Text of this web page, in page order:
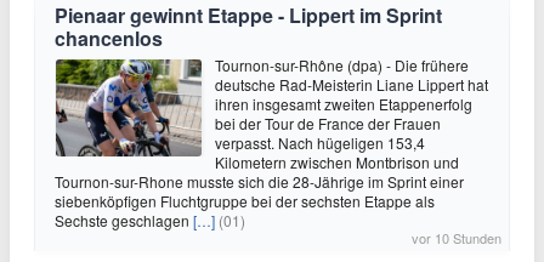
Pienaar gewinnt Etappe - Lippert im Sprint
chancenlos
Tournon-sur-Rhône (dpa) - Die frühere
deutsche Rad-Meisterin Liane Lippert hat
ihren insgesamt zweiten Etappenerfolg
bei der Tour de France der Frauen
verpasst. Nach hügeligen 153,4
Kilometern zwischen Montbrison und
Tournon-sur-Rhone musste sich die 28-Jährige im Sprint einer
siebenköpfigen Fluchtgruppe bei der sechsten Etappe als
Sechste geschlagen […] (01)
vor 10 Stunden